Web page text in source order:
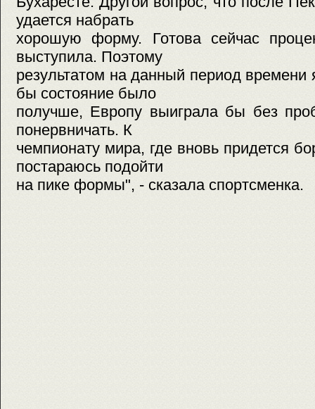
удается набрать
хорошую форму. Готова сейчас
выступила. Поэтому
результатом на данный период времени
бы состояние было
получше, Европу выиграла бы без
понервничать. К
чемпионату мира, где вновь придется
постараюсь подойти
на пике формы", - сказала спортсменка.